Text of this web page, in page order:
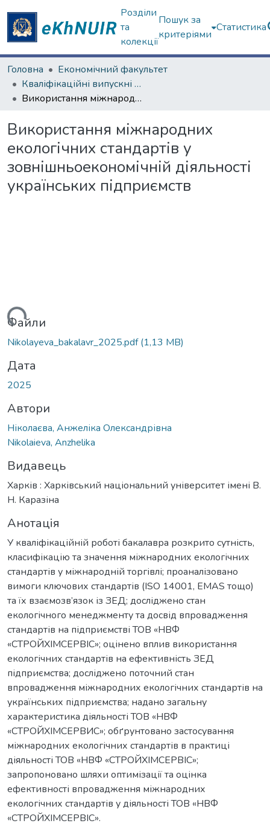
Розділи
та
колекції
Пошук за
критеріями
Статистика
Головна
Економічний факультет
Кваліфікаційні випускні роботи бакалаврів. Економічний факультет
Використання міжнародних екологічних стандартів у зовнішньоекономічній діяльності українських підприємств
Використання міжнародних
екологічних стандартів у
зовнішньоекономічній діяльності
українських підприємств
Файли
Nikolayeva_bakalavr_2025.pdf(1,13 MB)
Дата
2025
Автори
Ніколаєва, Анжеліка Олександрівна
Nikolaieva, Anzhelika
Видавець
Харків : Харківський національний університет імені В.
Н. Каразіна
Анотація
У кваліфікаційній роботі бакалавра розкрито сутність,
класифікацію та значення міжнародних екологічних
стандартів у міжнародній торгівлі; проаналізовано
вимоги ключових стандартів (ISO 14001, EMAS тощо)
та їх взаємозв’язок із ЗЕД; досліджено стан
екологічного менеджменту та досвід впровадження
стандартів на підприємстві ТОВ «НВФ
«СТРОЙХІМСЕРВІС»; оцінено вплив використання
екологічних стандартів на ефективність ЗЕД
підприємства; досліджено поточний стан
впровадження міжнародних екологічних стандартів на
українських підприємства; надано загальну
характеристика діяльності ТОВ «НВФ
«СТРОЙХІМСЕРВИС»; обґрунтовано застосування
міжнародних екологічних стандартів в практиці
діяльності ТОВ «НВФ «СТРОЙХІМСЕРВІС»;
запропоновано шляхи оптимізації та оцінка
ефективності впровадження міжнародних
екологічних стандартів у діяльності ТОВ «НВФ
«СТРОЙХІМСЕРВІС».